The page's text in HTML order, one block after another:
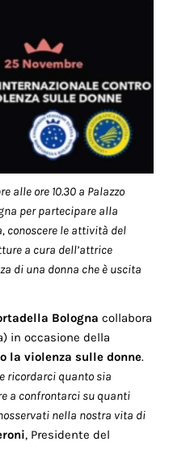
alle ore 10.30 a Palazzo
per partecipare alla
conoscere le attività del
a cura dell’attrice
di una donna che è uscita
Bologna collabora
in occasione della
la violenza sulle donne.
ricordarci quanto sia
a confrontarci su quanti
nella nostra vita di
, Presidente del